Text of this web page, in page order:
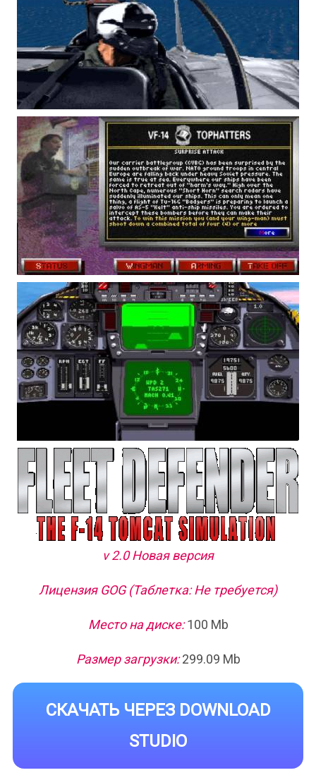
v 2.0 Новая версия
Лицензия GOG (Таблетка: Не требуется)
Место на диске:100 Mb
Размер загрузки:299.09 Mb
СКАЧАТЬ ЧЕРЕЗ DOWNLOAD
STUDIO